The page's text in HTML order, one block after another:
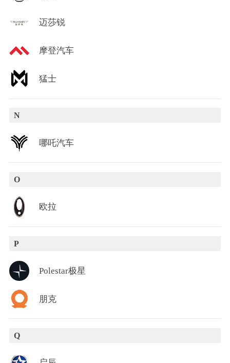
迈莎锐
摩登汽车
猛士
N
哪吒汽车
O
欧拉
P
Polestar极星
朋克
Q